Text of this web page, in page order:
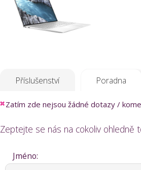
Příslušenství Poradna
Zatím zde nejsou žádné dotazy /
Zeptejte se nás na cokoliv ohledně
Jméno: